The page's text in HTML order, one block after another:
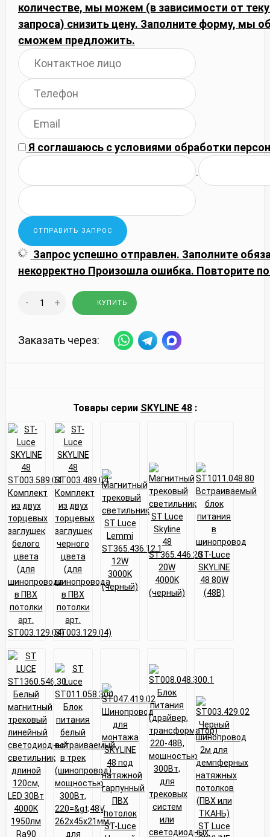
количестве, мы можем (в зависимости от
запроса) снизить цену. Заполните форму, мы
сможем предложить.
Я соглашаюсь сусловиями обработки
Запрос успешно отправлен. Заполните
некорректно Произошла ошибка. Повторите
- + КУПИТЬ
Заказать через:
Товары серии SKYLINE 48 :